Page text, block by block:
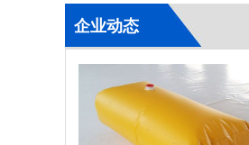
支架水池
企业动态